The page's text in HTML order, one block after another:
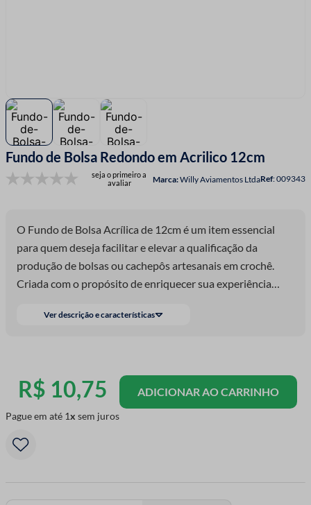
Fundo de Bolsa Redondo em Acrilico 12cm
seja o primeiro a
avaliar
Willy Aviamentos Ltda :009343
O Fundo de Bolsa Acrílica de 12cm é um item essencial
para quem deseja facilitar e elevar a qualificação da
produção de bolsas ou cachepôs artesanais em crochê.
Criada com o propósito de enriquecer sua experiência
Ver descrição e características
R$ 10,75
Pague em até 1 sem juros
ADICIONAR AO CARRINHO